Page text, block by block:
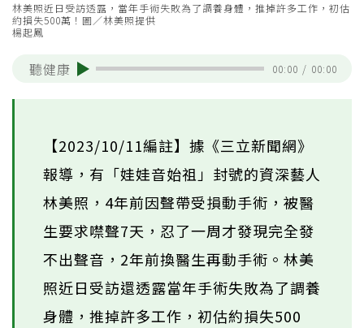
林美照近日受訪透露，當年手術失敗為了調養身體，推掉許多工作，初估
約損失500萬！圖／林美照提供
楊起鳳
聽健康 00:00 / 00:00
【2023/10/11編註】據《三立新聞網》
報導，有「娃娃音始祖」封號的資深藝人
林美照，4年前因聲帶受損動手術，被醫
生要求噤聲7天，忍了一周才發現完全發
不出聲音，2年前換醫生再動手術。林美
照近日受訪還透露當年手術失敗為了調養
身體，推掉許多工作，初估約損失500